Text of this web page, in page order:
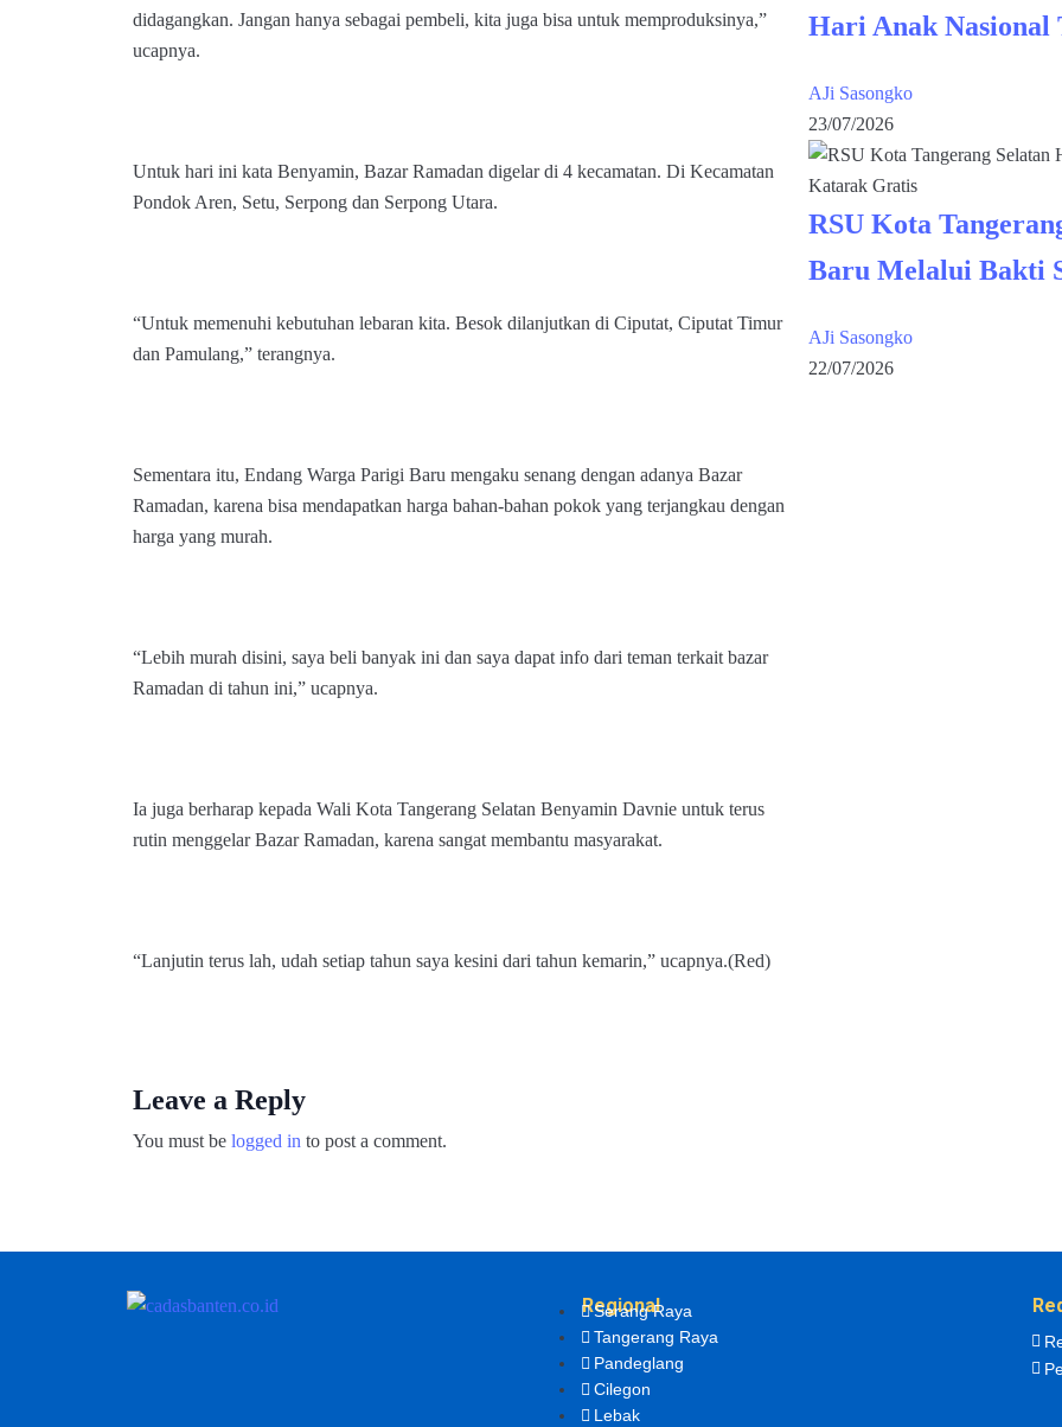
didagangkan. Jangan hanya sebagai pembeli, kita juga bisa untuk memproduksinya,”
ucapnya.
Untuk hari ini kata Benyamin, Bazar Ramadan digelar di 4 kecamatan. Di Kecamatan
Pondok Aren, Setu, Serpong dan Serpong Utara.
“Untuk memenuhi kebutuhan lebaran kita. Besok dilanjutkan di Ciputat, Ciputat Timur
dan Pamulang,” terangnya.
Sementara itu, Endang Warga Parigi Baru mengaku senang dengan adanya Bazar
Ramadan, karena bisa mendapatkan harga bahan-bahan pokok yang terjangkau dengan
harga yang murah.
“Lebih murah disini, saya beli banyak ini dan saya dapat info dari teman terkait bazar
Ramadan di tahun ini,” ucapnya.
Ia juga berharap kepada Wali Kota Tangerang Selatan Benyamin Davnie untuk terus
rutin menggelar Bazar Ramadan, karena sangat membantu masyarakat.
“Lanjutin terus lah, udah setiap tahun saya kesini dari tahun kemarin,” ucapnya.(Red)
Leave a Reply
You must be logged in to post a comment.
Hari Anak Nasional
AJi Sasongko
23/07/2026
RSU Kota
Baru Melalui Bakti
AJi Sasongko
22/07/2026
Regional
Serang Raya
Tangerang Raya
Pandeglang
Cilegon
Lebak